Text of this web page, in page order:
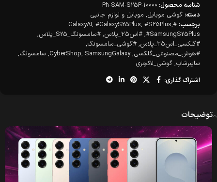
شناسه محصول: Ph-SAM-S25P-10000
دسته: گوشی موبایل, موبایل و لوازم جانبی
برچسب: #GalaxyAI
, #GalaxyS25Plus, #S25Plus,
#SamsungS25Plus
, #اس۲۵_پلاس , #سامسونگ_S25_پلاس
,
#گلکسی_اس۲۵_پلاس
, #گوشی_سامسونگ,
#هوش_مصنوعی_گلکسی,
CyberShop, SamsungGalaxy
, سامسونگ,
سایبرشاپ, گوشی_لاکچری
اشتراک گذاری:
توضیحات